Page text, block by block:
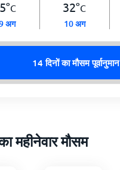
°C
अग
32°C
10 अग
14 दिनों का मौसम पूर्वानुमान
महीनेवार मौसम